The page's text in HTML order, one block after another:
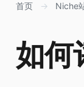
首页 → Niche
如何